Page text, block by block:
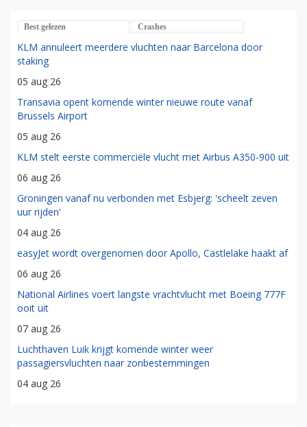
Best gelezen Crashes
KLM annuleert meerdere vluchten naar Barcelona door
staking
05 aug 26
Transavia opent komende winter nieuwe route vanaf
Brussels Airport
05 aug 26
KLM stelt eerste commerciële vlucht met Airbus A350-900 uit
06 aug 26
Groningen vanaf nu verbonden met Esbjerg: 'scheelt zeven
uur rijden'
04 aug 26
easyJet wordt overgenomen door Apollo, Castlelake haakt af
06 aug 26
National Airlines voert langste vrachtvlucht met Boeing 777F
ooit uit
07 aug 26
Luchthaven Luik krijgt komende winter weer
passagiersvluchten naar zonbestemmingen
04 aug 26